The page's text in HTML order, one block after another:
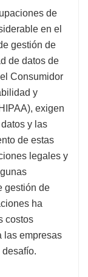
de
en el
gestión de
de datos de
Consumidor
y
exigen
y las
de estas
legales y
gestión de
ha
costos
las empresas